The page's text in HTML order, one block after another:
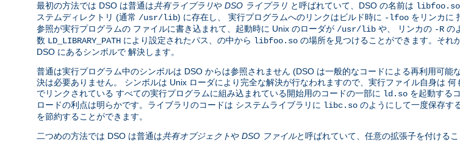
最初の方法では DSO は普通は共有ライブラリや DSO ライブラリ と呼ばれていて、DSO の名前は libfoo.so
ステムディレクトリ (通常 /usr/lib) に存在し、 実行プログラムへのリンクはビルド時に -lfoo をリンカに
参照が実行プログラムの ファイルに書き込まれて、起動時に Unix のローダが /usr/lib や、 リンカの -R の
数 LD_LIBRARY_PATH により設定されたパス、の中から libfoo.so の場所を見つけることができます。それ
DSO にあるシンボルで 解決します。
普通は実行プログラム中のシンボルは DSO からは参照されません (DSO は一般的なコードによる再利用可
決は必要ありません。 シンボルは Unix ローダにより完全な解決が行なわれますので、実行ファイル自身は
でリンクされている すべての実行プログラムに組み込まれている開始用のコードの一部に ld.so を起動する
ロードの利点は明らかです。ライブラリのコードは システムライブラリに libc.so のようにして一度保存す
を節約することができます。
二つめの方法では DSO は普通は共有オブジェクトや DSO ファイルと呼ばれていて、任意の拡張子を付ける